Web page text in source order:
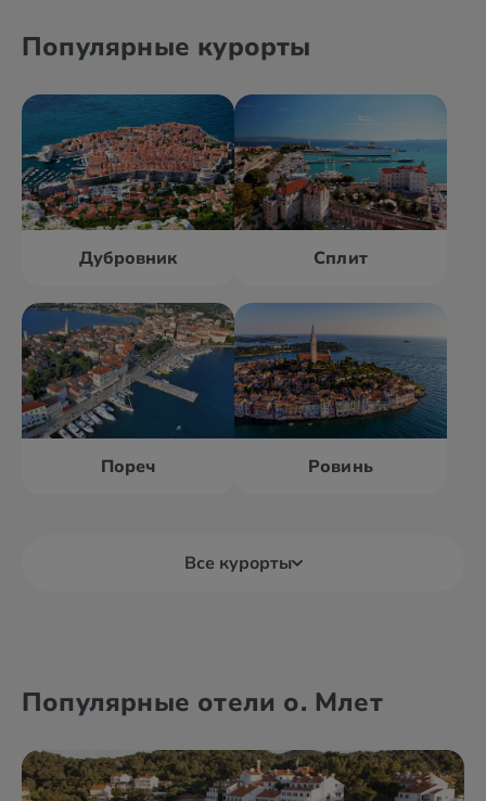
Популярные курорты
Дубровник Сплит
Пореч Ровинь
Все курорты
Биоград Водице
Популярные отели о. Млет